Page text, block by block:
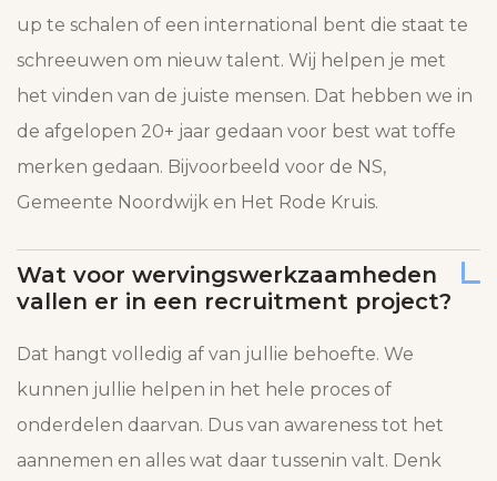
up te schalen of een international bent die staat te
schreeuwen om nieuw talent. Wij helpen je met
het vinden van de juiste mensen. Dat hebben we in
de afgelopen 20+ jaar gedaan voor best wat toffe
merken gedaan. Bijvoorbeeld voor de NS,
Gemeente Noordwijk en Het Rode Kruis.
Wat voor wervingswerkzaamheden
vallen er in een recruitment project?
Dat hangt volledig af van jullie behoefte. We
kunnen jullie helpen in het hele proces of
onderdelen daarvan. Dus van awareness tot het
aannemen en alles wat daar tussenin valt. Denk